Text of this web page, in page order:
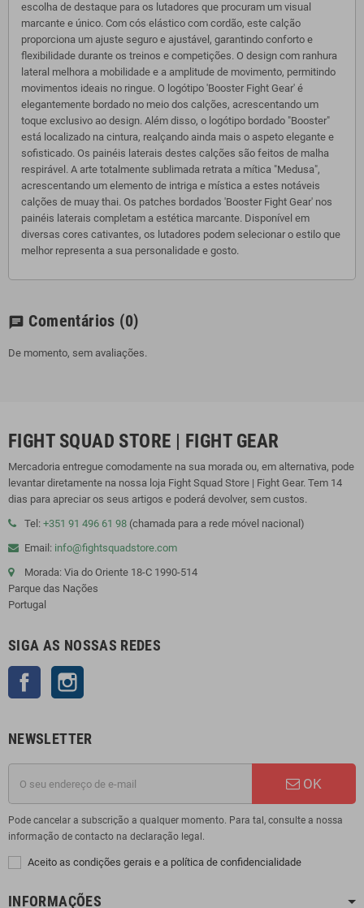
escolha de destaque para os lutadores que procuram um visual
marcante e único. Com cós elástico com cordão, este calção
proporciona um ajuste seguro e ajustável, garantindo conforto e
flexibilidade durante os treinos e competições. O design com ranhura
lateral melhora a mobilidade e a amplitude de movimento, permitindo
movimentos ideais no ringue. O logótipo 'Booster Fight Gear' é
elegantemente bordado no meio dos calções, acrescentando um
toque exclusivo ao design. Além disso, o logótipo bordado "Booster"
está localizado na cintura, realçando ainda mais o aspeto elegante e
sofisticado. Os painéis laterais destes calções são feitos de malha
respirável. A arte totalmente sublimada retrata a mítica "Medusa",
acrescentando um elemento de intriga e mística a estes notáveis ​​
calções de muay thai. Os patches bordados 'Booster Fight Gear' nos
painéis laterais completam a estética marcante. Disponível em
diversas cores cativantes, os lutadores podem selecionar o estilo que
melhor representa a sua personalidade e gosto.
chat Comentários (0)
De momento, sem avaliações.
FIGHT SQUAD STORE | FIGHT GEAR
Mercadoria entregue comodamente na sua morada ou, em alternativa, pode
levantar diretamente na nossa loja Fight Squad Store | Fight Gear. Tem 14
dias para apreciar os seus artigos e poderá devolver, sem custos.
Tel: +351 91 496 61 98 (chamada para a rede móvel nacional)
Email: info@fightsquadstore.com
Morada: Via do Oriente 18-C 1990-514
Parque das Nações
Portugal
SIGA AS NOSSAS REDES
Facebook
NEWSLETTER
OK
Pode cancelar a subscrição a qualquer momento. Para tal, consulte a nossa
informação de contacto na declaração legal.
Aceito as condições gerais e a política de confidencialidade
INFORMAÇÕES